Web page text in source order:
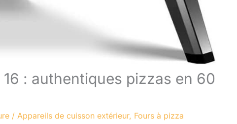
: authentiques pizzas en 60
/ Appareils de cuisson extérieur, Fours à pizza